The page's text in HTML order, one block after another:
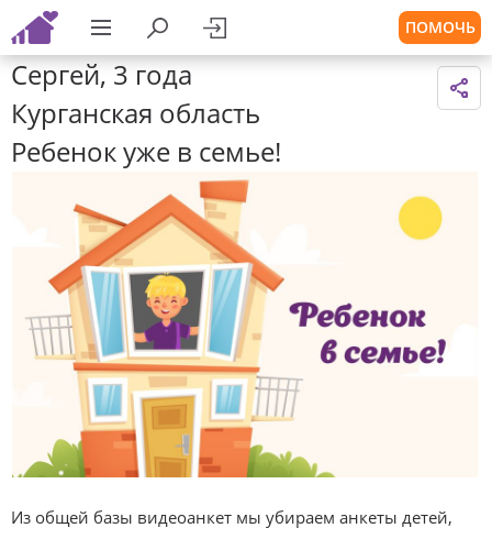
ПОМОЧЬ
Сергей, 3 года
Курганская область
Ребенок уже в семье!
Из общей базы видеоанкет мы убираем анкеты детей,